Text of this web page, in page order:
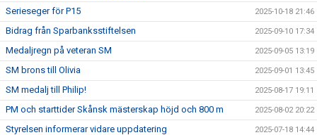
Serieseger för P15 2025-10-18 21:46
Bidrag från Sparbanksstiftelsen 2025-09-10 17:34
Medaljregn på veteran SM 2025-09-05 13:19
SM brons till Olivia 2025-09-01 13:45
SM medalj till Philip! 2025-08-17 19:11
PM och starttider Skånsk mästerskap höjd och 800 m 2025-08-02 20:22
Styrelsen informerar vidare uppdatering 2025-07-18 14:44